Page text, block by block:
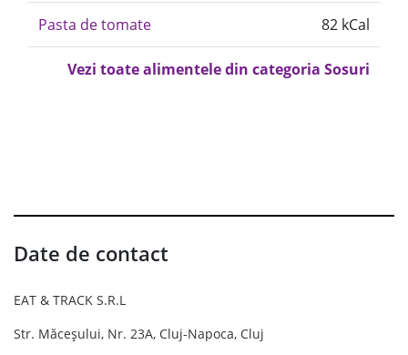
Pasta de tomate 82 kCal
Vezi toate alimentele din categoria Sosuri
Date de contact
EAT & TRACK S.R.L
Str. Măceșului, Nr. 23A, Cluj-Napoca, Cluj